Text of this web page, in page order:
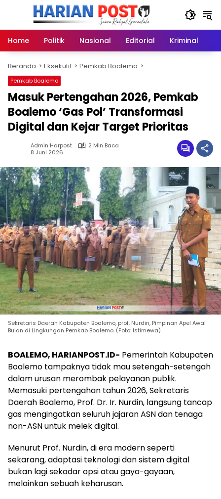
Home
Politik Nasional Editorial Kriminal
Beranda Eksekutif Pemkab Boalemo
Pemkab Boalemo
Masuk Pertengahan 2026, Pemkab
Boalemo ‘Gas Pol’ Transformasi
Digital dan Kejar Target Prioritas
Admin Harpost
2 Min Baca
8 Juni 2026
Sekretaris Daerah Kabupaten Boalemo, prof. Nurdin, Pimpinan Apel Awal
Bulan di Lingkungan Pemkab Boalemo. (Foto: Istimewa)
BOALEMO, HARIANPOST.ID- Pemerintah Kabupaten
Boalemo tampaknya tidak mau setengah-setengah
dalam urusan merombak pelayanan publik.
Memasuki pertengahan tahun 2026, Sekretaris
Daerah Boalemo, Prof. Dr. Ir. Nurdin, langsung tancap
gas mengingatkan seluruh jajaran ASN dan tenaga
non-ASN untuk melek digital.
​Menurut Prof. Nurdin, di era modern seperti
sekarang, adaptasi teknologi dan sistem digital
bukan lagi sekadar opsi atau gaya-gayaan,
melainkan sebuah keharusan.